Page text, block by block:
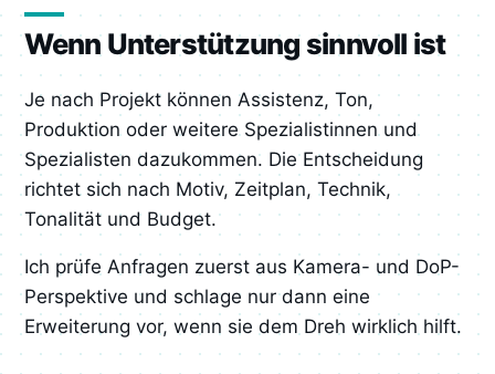
Wenn Unterstützung sinnvoll ist
Je nach Projekt können Assistenz, Ton,
Produktion oder weitere Spezialistinnen und
Spezialisten dazukommen. Die Entscheidung
richtet sich nach Motiv, Zeitplan, Technik,
Tonalität und Budget.
Ich prüfe Anfragen zuerst aus Kamera- und DoP-
Perspektive und schlage nur dann eine
Erweiterung vor, wenn sie dem Dreh wirklich hilft.